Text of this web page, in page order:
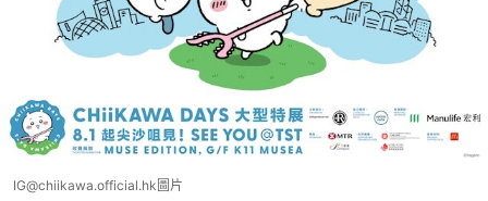
IG@chiikawa.official.hk圖片